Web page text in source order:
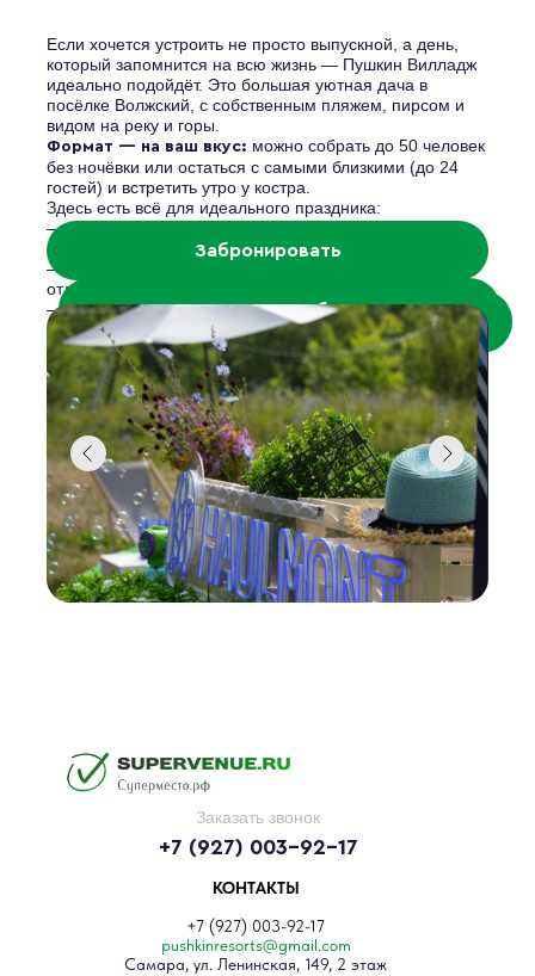
Если хочется устроить не просто выпускной, а день,
который запомнится на всю жизнь — Пушкин Вилладж
идеально подойдёт. Это большая уютная дача в
посёлке Волжский, с собственным пляжем, пирсом и
видом на реку и горы.
Формат — на ваш вкус: можно собрать до 50 человек
без ночёвки или остаться с самыми близкими (до 24
гостей) и встретить утро у костра.
Здесь есть всё для идеального праздника:
— 4 апартамента по 60 кв.м, с кухнями, уютом и даже
саунами
— баня на дровах с просторной парной и залом
отдыха
— открытая площадка 16×13 м — для танцев, игр,
концерта под открытым небом
— крытый павильон в стиле стимпанк — если вдруг
пойдёт дождь
— альковы и укромные уголки, чтобы уединиться или
просто перевести дух
И, конечно, атмосфера:гирлянды, ретро-лампы,
мягкий вечерний свет, запах дерева и реки. Всё это
создаёт особое настроение, в котором так легко
прощаться с одним этапом и шагать в новый.
Выпускной может быть разным — шумным,
трогательным, стильным или расслабленным. Здесь
получится любой.
Забронировать
Посмотреть фотоотчеты
Посмотреть обзоры
+7 (927) 003-92-17
Заказать звонок
КОНТАКТЫ
+7 (927) 003-92-17
pushkinresorts@gmail.com
Самара, ул. Ленинская, 149, 2 этаж